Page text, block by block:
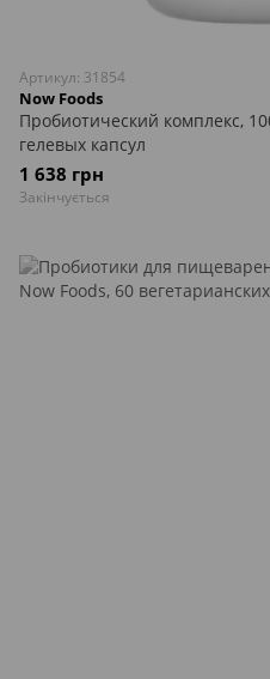
Артикул: 31854
Now Foods
Пробиотический комплекс,
гелевых капсул
1 638 грн
Закінчується